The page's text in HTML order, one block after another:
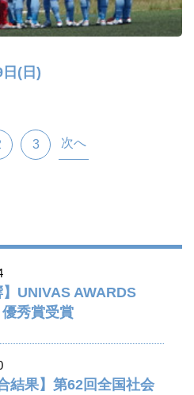
日(日)
3 次へ
】UNIVAS AWARDS
優秀賞受賞
結果】第62回全国社会